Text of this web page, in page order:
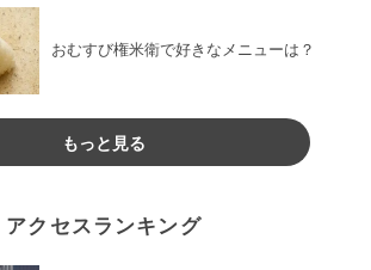
おむすび権米衛で好きなメニューは？
もっと見る
アクセスランキング